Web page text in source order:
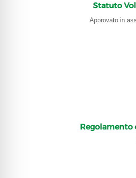
Statuto
Approvato in
Regolamento